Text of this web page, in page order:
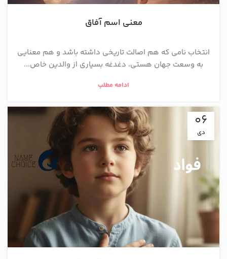
معنی اسم آفاق
انتخاب نامی که هم اصالت تاریخی داشته باشد و هم معنایی
به وسعت جهان هستی، دغدغه بسیاری از والدین خاص‌...
ادامه مطلب
06
دی